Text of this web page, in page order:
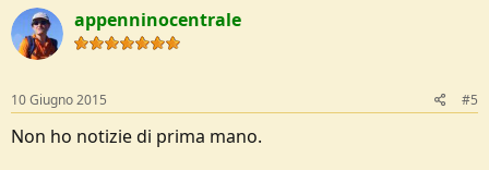
appenninocentrale
10 Giugno 2015 #5
Non ho notizie di prima mano.